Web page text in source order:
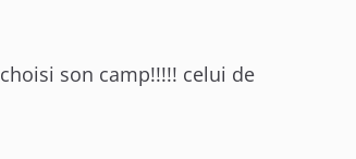
son camp!!!!! celui de